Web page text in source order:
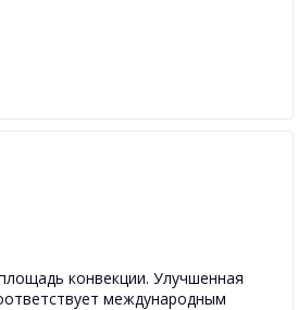
конвекции. Улучшенная
международным